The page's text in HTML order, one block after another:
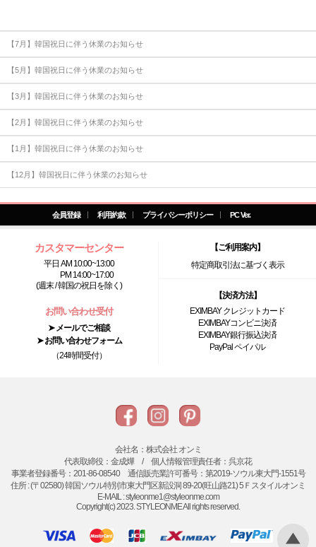
【7月】韓国祝日に伴う休業のお知らせ
【5月】韓国祝日に伴う休業のお知らせ
【3月】韓国祝日に伴う休業のお知らせ
【2月】韓国祝日に伴う休業のお知らせ
【1月】韓国祝日に伴う休業のお知らせ
【12月】韓国祝日に伴う休業のお知らせ
会員登録 利用約款 プライバシーポリシー PC Ver.
カスタマーセンター
平日 AM 10:00~13:00
PM 14:00~17:00
(週末 / 韓国の祝日を除く)
お問い合わせ受付
➤ メールでご相談
➤ お問い合わせフォーム
（24時間受付）
【ご利用案内】
特定商取引法に基づく表示
【決済方法】
EXIMBAY クレジットカード
EXIMBAYコンビニ決済
EXIMBAY銀行振込決済
PayPal ペイパル
会社名：株式会社 オンミ
代表取締役：金成燁 / 個人情報管理責任者：呉京花
事業者登録番号：201-86-08540 通信販売業許可番号：第2019-ソウル東大門-1551号
住所 : (〒02580) 韓国ソウル特別市東大門区新設洞 89-20(旺山路21) 5Ｆスタイルオンミ
E-MAIL : styleonme1@styleonme.com
Copyright(c) 2023. STYLEONME All rights reserved.